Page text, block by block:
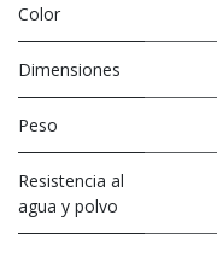
Color
Dimensiones
Peso
Resistencia al
agua y polvo